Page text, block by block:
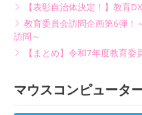
【表彰自治体決定！】教育
教育委員会訪問企画第6弾
訪問～
【まとめ】令和7年度教育委
マウスコンピュー